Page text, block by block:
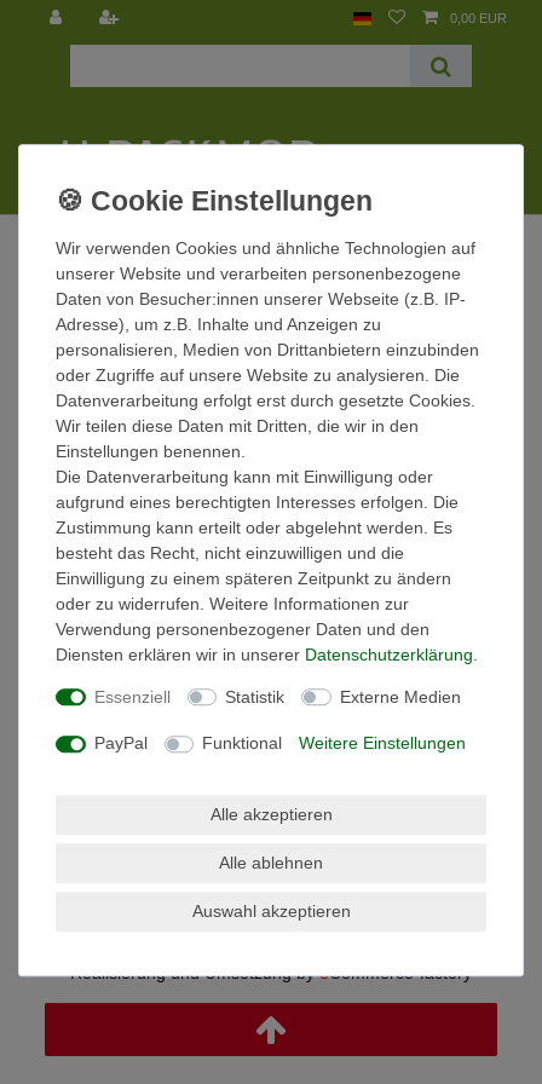
0,00 EUR
INFORMATIONEN
Kontakt
Impressum
Widerrufsrecht
Daten­schutz­erklärung
AGB
HILFE UND SUPPORT
Zahlung und Versand
Support
KUNDENKONTO
Anmelden
Mein Wunschzettel
Realisierung und Umsetzung byeCommerce-factory
Wir verwenden Cookies und ähnliche Technologien auf
unserer Website und verarbeiten personenbezogene
Daten von Besucher:innen unserer Webseite (z.B. IP-
Adresse), um z.B. Inhalte und Anzeigen zu
personalisieren, Medien von Drittanbietern einzubinden
oder Zugriffe auf unsere Website zu analysieren. Die
Datenverarbeitung erfolgt erst durch gesetzte Cookies.
Wir teilen diese Daten mit Dritten, die wir in den
Einstellungen benennen.
Die Datenverarbeitung kann mit Einwilligung oder
aufgrund eines berechtigten Interesses erfolgen. Die
Zustimmung kann erteilt oder abgelehnt werden. Es
besteht das Recht, nicht einzuwilligen und die
Einwilligung zu einem späteren Zeitpunkt zu ändern
oder zu widerrufen. Weitere Informationen zur
Verwendung personenbezogener Daten und den
Diensten erklären wir in unserer Daten­schutz­erklärung
Essenziell Statistik Externe Medien
PayPal Funktional Weitere Einstellungen
Alle akzeptieren
Alle ablehnen
Auswahl akzeptieren